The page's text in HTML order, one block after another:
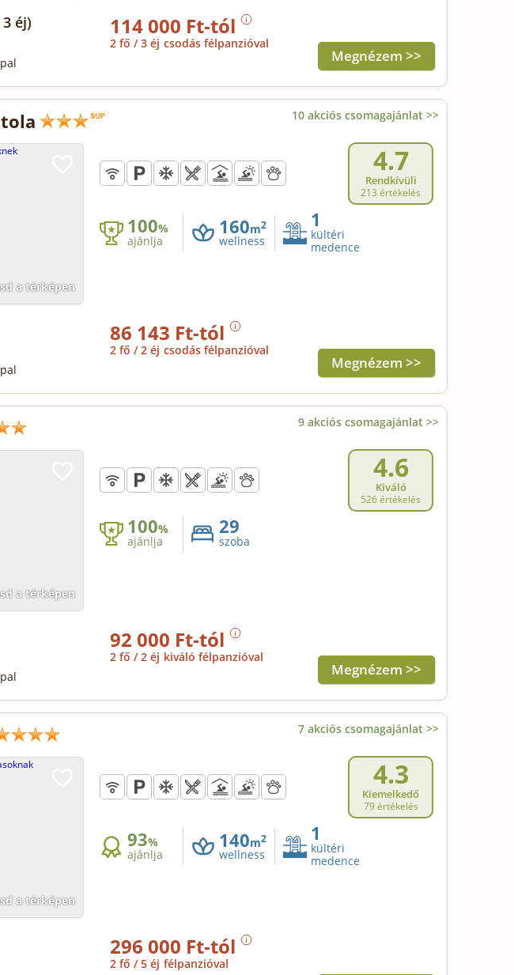
éj) 114 000 Ft-tól
2 fő / 3 éj csodás félpanzióval
Megnézem >>
10 akciós csomagajánlat >>
a térképen
4.7
Rendkívüli
213 értékelés
100%
ajánlja
160m2
wellness
1
kültéri
medence
86 143 Ft-tól
2 fő / 2 éj csodás félpanzióval
Megnézem >>
9 akciós csomagajánlat >>
a térképen
4.6
Kiváló
526 értékelés
100%
ajánlja
29
szoba
92 000 Ft-tól
2 fő / 2 éj kiváló félpanzióval
Megnézem >>
7 akciós csomagajánlat >>
a térképen
4.3
Kiemelkedő
79 értékelés
93%
ajánlja
140m2
wellness
1
kültéri
medence
296 000 Ft-tól
2 fő / 5 éj félpanzióval